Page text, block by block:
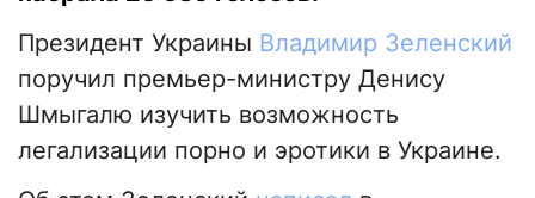
Президент Украины Владимир Зеленский
поручил премьер-министру Денису
Шмыгалю изучить возможность
легализации порно и эротики в Украине.